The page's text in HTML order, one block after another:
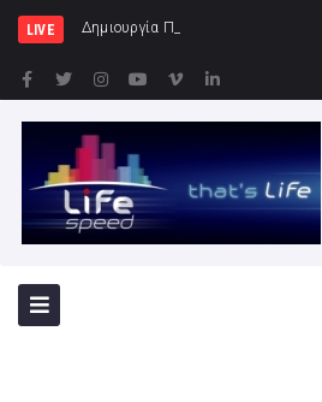
LIVE Δημιουργία Παρατηρητηρίου